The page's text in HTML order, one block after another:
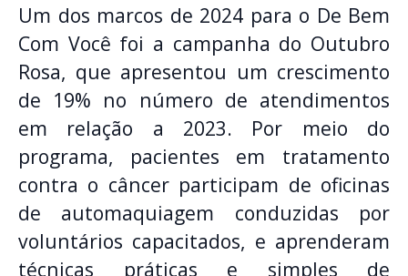
Um dos marcos de 2024 para o De Bem
Com Você foi a campanha do Outubro
Rosa, que apresentou um crescimento
de 19% no número de atendimentos
em relação a 2023. Por meio do
programa, pacientes em tratamento
contra o câncer participam de oficinas
de automaquiagem conduzidas por
voluntários capacitados, e aprenderam
técnicas práticas e simples de